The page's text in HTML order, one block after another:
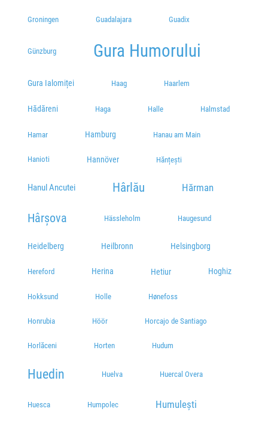
Groningen Guadalajara Guadix
Günzburg Gura Humorului
Gura Ialomiței Haag Haarlem
Hădăreni Haga Halle Halmstad
Hamar Hamburg Hanau am Main
Hanioti Hannöver Hănțești
Hanul Ancutei Hârlău Hărman
Hârșova Hässleholm Haugesund
Heidelberg Heilbronn Helsingborg
Hereford Herina Hetiur Hoghiz
Hokksund Holle Hønefoss
Honrubia Höör Horcajo de Santiago
Horlăceni Horten Hudum
Huedin Huelva Huercal Overa
Huesca Humpolec Humulești